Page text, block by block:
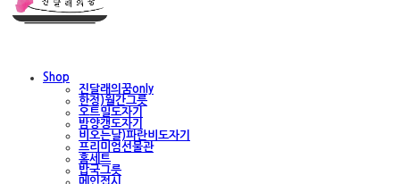
Shop
진달래의꿈only
한정)월간그릇
오트밀도자기
밤양갱도자기
비오는날)파란비도자기
프리미엄선물관
홈세트
밥국그릇